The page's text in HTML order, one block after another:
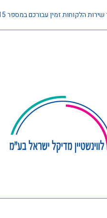
הלקוחות זמין עבורכם במספר 1700-50-60-15